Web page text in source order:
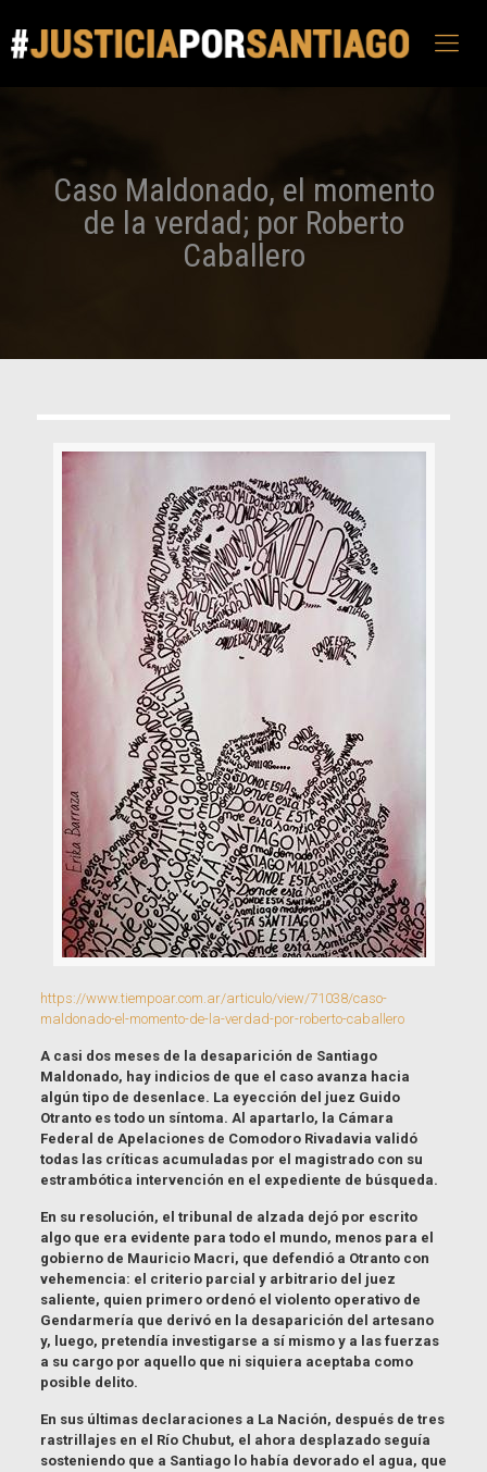
Caso Maldonado, el momento
de la verdad; por Roberto
Caballero
https://www.tiempoar.com.ar/articulo/view/71038/caso-
maldonado-el-momento-de-la-verdad-por-roberto-caballero
A casi dos meses de la desaparición de Santiago
Maldonado, hay indicios de que el caso avanza hacia
algún tipo de desenlace. La eyección del juez Guido
Otranto es todo un síntoma. Al apartarlo, la Cámara
Federal de Apelaciones de Comodoro Rivadavia validó
todas las críticas acumuladas por el magistrado con su
estrambótica intervención en el expediente de búsqueda.
En su resolución, el tribunal de alzada dejó por escrito
algo que era evidente para todo el mundo, menos para el
gobierno de Mauricio Macri, que defendió a Otranto con
vehemencia: el criterio parcial y arbitrario del juez
saliente, quien primero ordenó el violento operativo de
Gendarmería que derivó en la desaparición del artesano
y, luego, pretendía investigarse a sí mismo y a las fuerzas
a su cargo por aquello que ni siquiera aceptaba como
posible delito.
En sus últimas declaraciones a La Nación, después de tres
rastrillajes en el Río Chubut, el ahora desplazado seguía
sosteniendo que a Santiago lo había devorado el agua, que